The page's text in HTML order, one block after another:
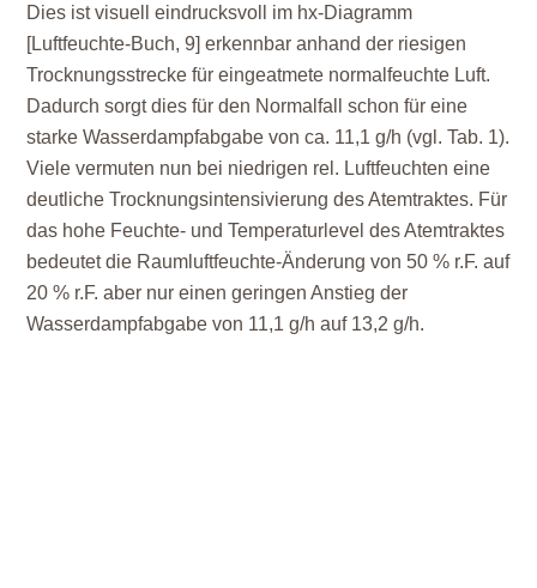
Dies ist visuell eindrucksvoll im hx-Diagramm
[Luftfeuchte-Buch, 9] erkennbar anhand der riesigen
Trocknungsstrecke für eingeatmete normalfeuchte Luft.
Dadurch sorgt dies für den Normalfall schon für eine
starke Wasserdampfabgabe von ca. 11,1 g/h (vgl. Tab. 1).
Viele vermuten nun bei niedrigen rel. Luftfeuchten eine
deutliche Trocknungsintensivierung des Atemtraktes. Für
das hohe Feuchte- und Temperaturlevel des Atemtraktes
bedeutet die Raumluftfeuchte-Änderung von 50 % r.F. auf
20 % r.F. aber nur einen geringen Anstieg der
Wasserdampfabgabe von 11,1 g/h auf 13,2 g/h.